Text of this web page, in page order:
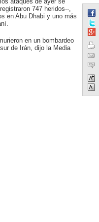
747 heridos--,
en Abu Dhabi y uno más
en un bombardeo
de Irán, dijo la Media